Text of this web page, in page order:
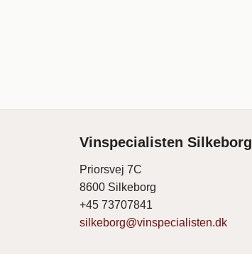
Vinspecialisten Silkeborg
Priorsvej 7C
8600 Silkeborg
+45 73707841
silkeborg@vinspecialisten.dk